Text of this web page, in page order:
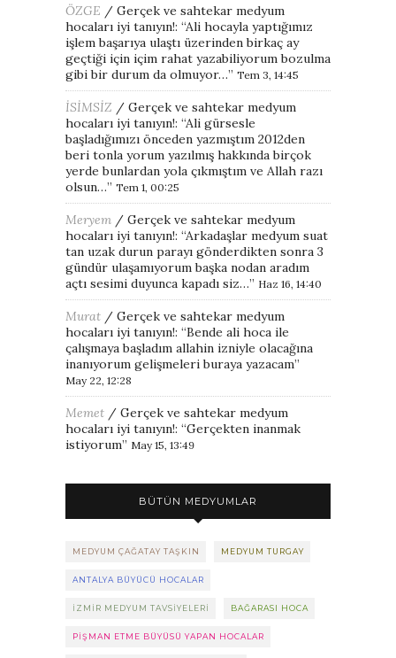
ÖZGE / Gerçek ve sahtekar medyum
hocaları iyi tanıyın!: “Ali hocayla yaptığımız
işlem başarıya ulaştı üzerinden birkaç ay
geçtiği için içim rahat yazabiliyorum bozulma
gibi bir durum da olmuyor…” Tem 3, 14:45
İSİMSİZ / Gerçek ve sahtekar medyum
hocaları iyi tanıyın!: “Ali gürsesle
başladığımızı önceden yazmıştım 2012den
beri tonla yorum yazılmış hakkında birçok
yerde bunlardan yola çıkmıştım ve Allah razı
olsun…” Tem 1, 00:25
Meryem / Gerçek ve sahtekar medyum
hocaları iyi tanıyın!: “Arkadaşlar medyum suat
tan uzak durun parayı gönderdikten sonra 3
gündür ulaşamıyorum başka nodan aradım
açtı sesimi duyunca kapadı siz…” Haz 16, 14:40
Murat / Gerçek ve sahtekar medyum
hocaları iyi tanıyın!: “Bende ali hoca ile
çalışmaya başladım allahin izniyle olacağına
inanıyorum gelişmeleri buraya yazacam”
May 22, 12:28
Memet / Gerçek ve sahtekar medyum
hocaları iyi tanıyın!: “Gerçekten inanmak
istiyorum” May 15, 13:49
BÜTÜN MEDYUMLAR
MEDYUM ÇAĞATAY TAŞKIN MEDYUM TURGAY
ANTALYA BÜYÜCÜ HOCALAR
IZMIR MEDYUM TAVSIYELERI BAĞARASI HOCA
PIŞMAN ETME BÜYÜSÜ YAPAN HOCALAR